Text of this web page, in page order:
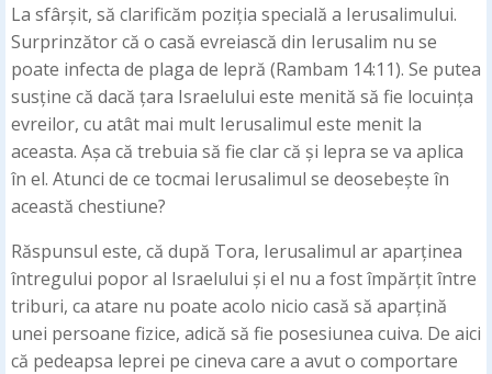
La sfârșit, să clarificăm poziția specială a Ierusalimului.
Surprinzător că o casă evreiască din Ierusalim nu se
poate infecta de plaga de lepră (Rambam 14:11). Se putea
susține că dacă țara Israelului este menită să fie locuința
evreilor, cu atât mai mult Ierusalimul este menit la
aceasta. Așa că trebuia să fie clar că și lepra se va aplica
în el. Atunci de ce tocmai Ierusalimul se deosebește în
această chestiune?
Răspunsul este, că după Tora, Ierusalimul ar aparținea
întregului popor al Israelului și el nu a fost împărțit între
triburi, ca atare nu poate acolo nicio casă să aparțină
unei persoane fizice, adică să fie posesiunea cuiva. De aici
că pedeapsa leprei pe cineva care a avut o comportare